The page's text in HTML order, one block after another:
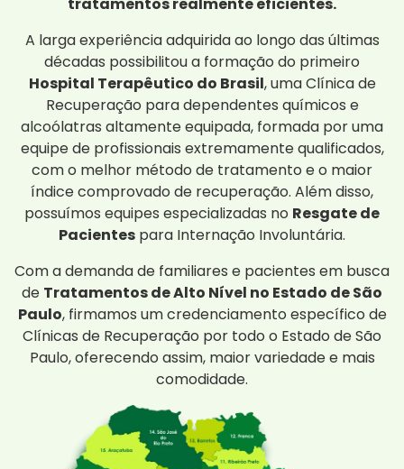
tratamentos realmente eficientes.
A larga experiência adquirida ao longo das últimas
décadas possibilitou a formação do primeiro
Hospital Terapêutico do Brasil, uma Clínica de
Recuperação para dependentes químicos e
alcoólatras altamente equipada, formada por uma
equipe de profissionais extremamente qualificados,
com o melhor método de tratamento e o maior
índice comprovado de recuperação. Além disso,
possuímos equipes especializadas no Resgate de
Pacientes para Internação Involuntária.
Com a demanda de familiares e pacientes em busca
de Tratamentos de Alto Nível no Estado de São
Paulo, firmamos um credenciamento específico de
Clínicas de Recuperação por todo o Estado de São
Paulo, oferecendo assim, maior variedade e mais
comodidade.